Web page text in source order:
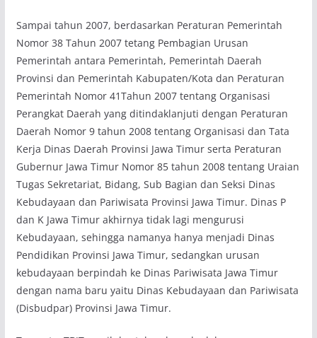
Sampai tahun 2007, berdasarkan Peraturan Pemerintah
Nomor 38 Tahun 2007 tetang Pembagian Urusan
Pemerintah antara Pemerintah, Pemerintah Daerah
Provinsi dan Pemerintah Kabupaten/Kota dan Peraturan
Pemerintah Nomor 41Tahun 2007 tentang Organisasi
Perangkat Daerah yang ditindaklanjuti dengan Peraturan
Daerah Nomor 9 tahun 2008 tentang Organisasi dan Tata
Kerja Dinas Daerah Provinsi Jawa Timur serta Peraturan
Gubernur Jawa Timur Nomor 85 tahun 2008 tentang Uraian
Tugas Sekretariat, Bidang, Sub Bagian dan Seksi Dinas
Kebudayaan dan Pariwisata Provinsi Jawa Timur. Dinas P
dan K Jawa Timur akhirnya tidak lagi mengurusi
Kebudayaan, sehingga namanya hanya menjadi Dinas
Pendidikan Provinsi Jawa Timur, sedangkan urusan
kebudayaan berpindah ke Dinas Pariwisata Jawa Timur
dengan nama baru yaitu Dinas Kebudayaan dan Pariwisata
(Disbudpar) Provinsi Jawa Timur.